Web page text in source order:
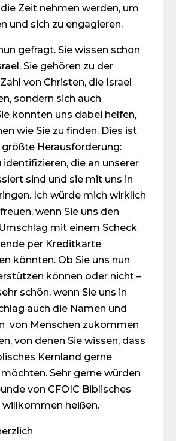
Zeit nehmen werden, um
und sich zu engagieren.
gefragt. Sie wissen schon
Sie gehören zu der
von Christen, die Israel
sondern sich auch
könnten uns dabei helfen,
wie Sie zu finden. Dies ist
Herausforderung:
identifizieren, die an unserer
sind und sie mit uns in
Ich würde mich wirklich
wenn Sie uns den
mit einem Scheck
per Kreditkarte
könnten. Ob Sie uns nun
können oder nicht –
schön, wenn Sie uns in
auch die Namen und
von Menschen zukommen
von denen Sie wissen, dass
Kernland gerne
Sehr gerne würden
von CFOIC Biblisches
willkommen heißen.